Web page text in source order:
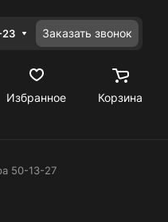
23 Заказать звонок
Избранное Корзина
50-13-27